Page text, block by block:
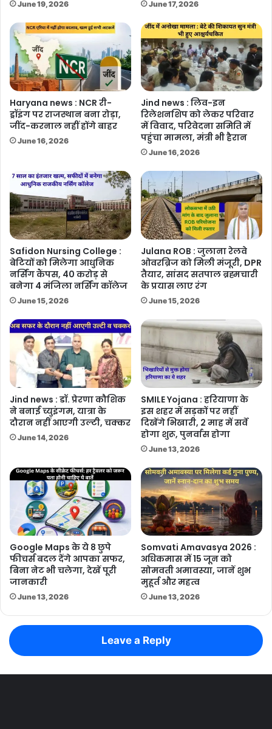
June 19, 2026 June 17, 2026
Haryana news : NCR री-
ड्रॉइंग पर राजस्थान बना रोड़ा,
जींद-करनाल नहीं होंगे बाहर
June 16, 2026
Jind news : लिव-इन
रिलेशनशिप को लेकर परिवार
में विवाद, परिवेदना समिति में
पहुंचा मामला, मंत्री भी हैरान
June 16, 2026
Safidon Nursing College :
बेटियों को मिलेगा आधुनिक
नर्सिंग कैंपस, 40 करोड़ से
बनेगा 4 मंजिला नर्सिंग कॉलेज
June 15, 2026
Julana ROB : जुलाना रेलवे
ओवरब्रिज को मिली मंजूरी, DPR
तैयार, सांसद सतपाल ब्रह्मचारी
के प्रयास लाए रंग
June 15, 2026
Jind news : डॉ. प्रेरणा कौशिक
ने बनाई च्युइंगम, यात्रा के
दौरान नहीं आएगी उल्टी, चक्कर
June 14, 2026
SMILE Yojana : हरियाणा के
इस शहर में सड़कों पर नहीं
दिखेंगे भिखारी, 2 माह में सर्वे
होगा शुरू, पुनर्वास होगा
June 13, 2026
Google Maps के ये 8 छुपे
फीचर्स बदल देंगे आपका सफर,
बिना नेट भी चलेगा, देखें पूरी
जानकारी
June 13, 2026
Somvati Amavasya 2026 :
अधिकमास में 15 जून को
सोमवती अमावस्या, जानें शुभ
मुहूर्त और महत्व
June 13, 2026
Leave a Reply